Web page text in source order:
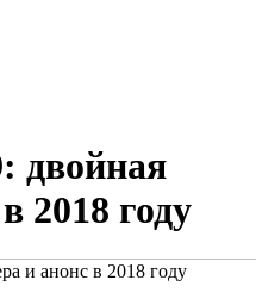
двойная
2018 году